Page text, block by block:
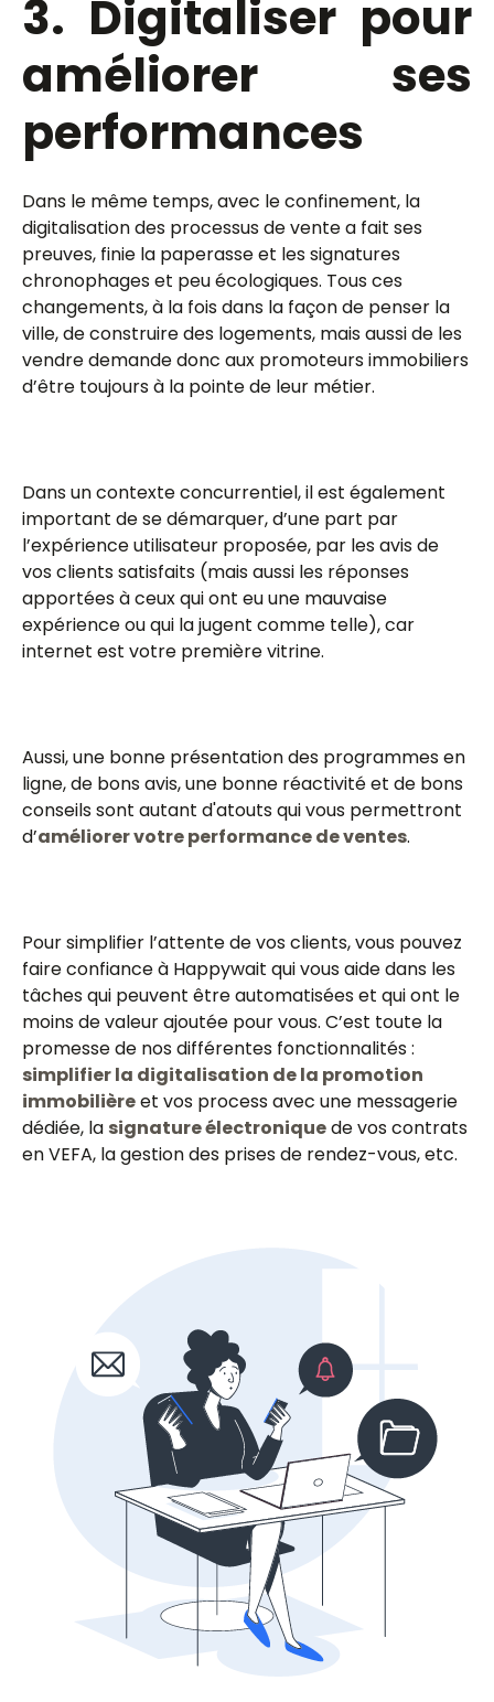
3. Digitaliser pour
améliorer ses
performances
Dans le même temps, avec le confinement, la
digitalisation des processus de vente a fait ses
preuves, finie la paperasse et les signatures
chronophages et peu écologiques. Tous ces
changements, à la fois dans la façon de penser la
ville, de construire des logements, mais aussi de les
vendre demande donc aux promoteurs immobiliers
d’être toujours à la pointe de leur métier.
Dans un contexte concurrentiel, il est également
important de se démarquer, d’une part par
l’expérience utilisateur proposée, par les avis de
vos clients satisfaits (mais aussi les réponses
apportées à ceux qui ont eu une mauvaise
expérience ou qui la jugent comme telle), car
internet est votre première vitrine.
Aussi, une bonne présentation des programmes en
ligne, de bons avis, une bonne réactivité et de bons
conseils sont autant d'atouts qui vous permettront
d’améliorer votre performance de ventes.
Pour simplifier l’attente de vos clients, vous pouvez
faire confiance à Happywait qui vous aide dans les
tâches qui peuvent être automatisées et qui ont le
moins de valeur ajoutée pour vous. C’est toute la
promesse de nos différentes fonctionnalités :
simplifier la digitalisation de la promotion
immobilièreet vos process avec une messagerie
dédiée, la signature électroniquede vos contrats
en VEFA, la gestion des prises de rendez-vous, etc.